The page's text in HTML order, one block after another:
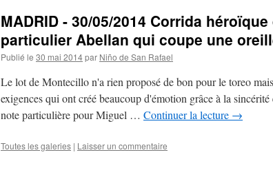
MADRID - 30/05/2014 Corrida
particulier Abellan qui coupe une
Publié le 30 mai 2014par Niño de San Rafael
Le lot de Montecillo n'a rien proposé de bon pour le toreo
exigences qui ont créé beaucoup d'émotion grâce à la
note particulière pour Miguel … Continuer la lecture →
Toutes les galeries | Laisser un commentaire